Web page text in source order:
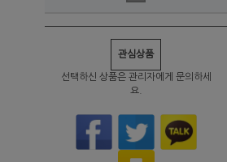
관심상품
선택하신 상품은 관리자에게 문의하세
요.